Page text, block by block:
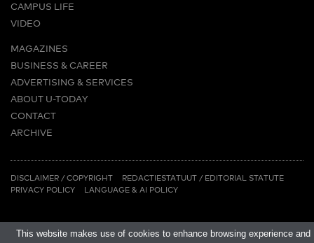
CAMPUS LIFE
VIDEO
MAGAZINES
BUSINESS & CAREER
ADVERTISING & SERVICES
ABOUT U-TODAY
CONTACT
ARCHIVE
LINKS
DISCLAIMER / COPYRIGHT REDACTIESTATUUT (PDF)
/ EDITORIAL STATUTE(PDF)
PRIVACY POLICY
LANGUAGE & AI POLICY
This website makes use of cookies to enhance browsing experience and